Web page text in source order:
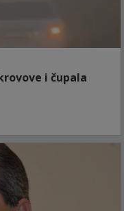
i čupala